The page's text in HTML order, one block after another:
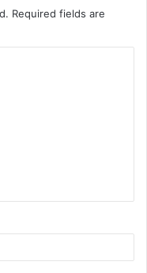
Required fields are